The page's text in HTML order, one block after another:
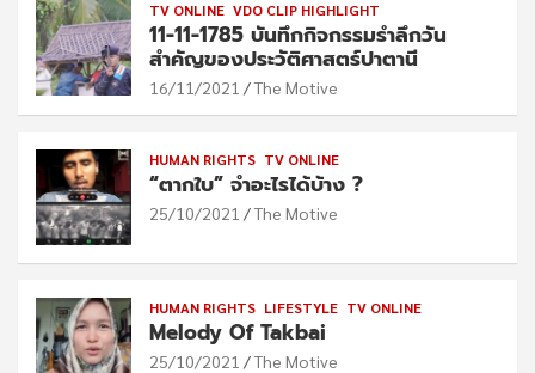
TV ONLINE VDO CLIP HIGHLIGHT
11-11-1785 บันทึกกิจกรรมรำลึกวัน
สำคัญของประวัติศาสตร์ปาตานี
16/11/2021 The Motive
HUMAN RIGHTS TV ONLINE
“ตากใบ” จำอะไรได้บ้าง ?
25/10/2021 The Motive
HUMAN RIGHTS LIFESTYLE TV ONLINE
Melody Of Takbai
25/10/2021 The Motive